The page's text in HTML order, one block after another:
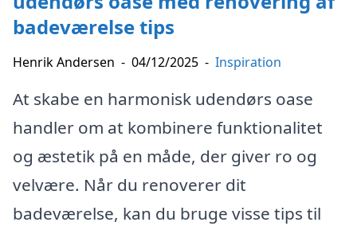
badeværelse tips
Henrik Andersen - 04/12/2025 - Inspiration
At skabe en harmonisk udendørs oase
handler om at kombinere funktionalitet
og æstetik på en måde, der giver ro og
velvære. Når du renoverer dit
badeværelse, kan du bruge visse tips til